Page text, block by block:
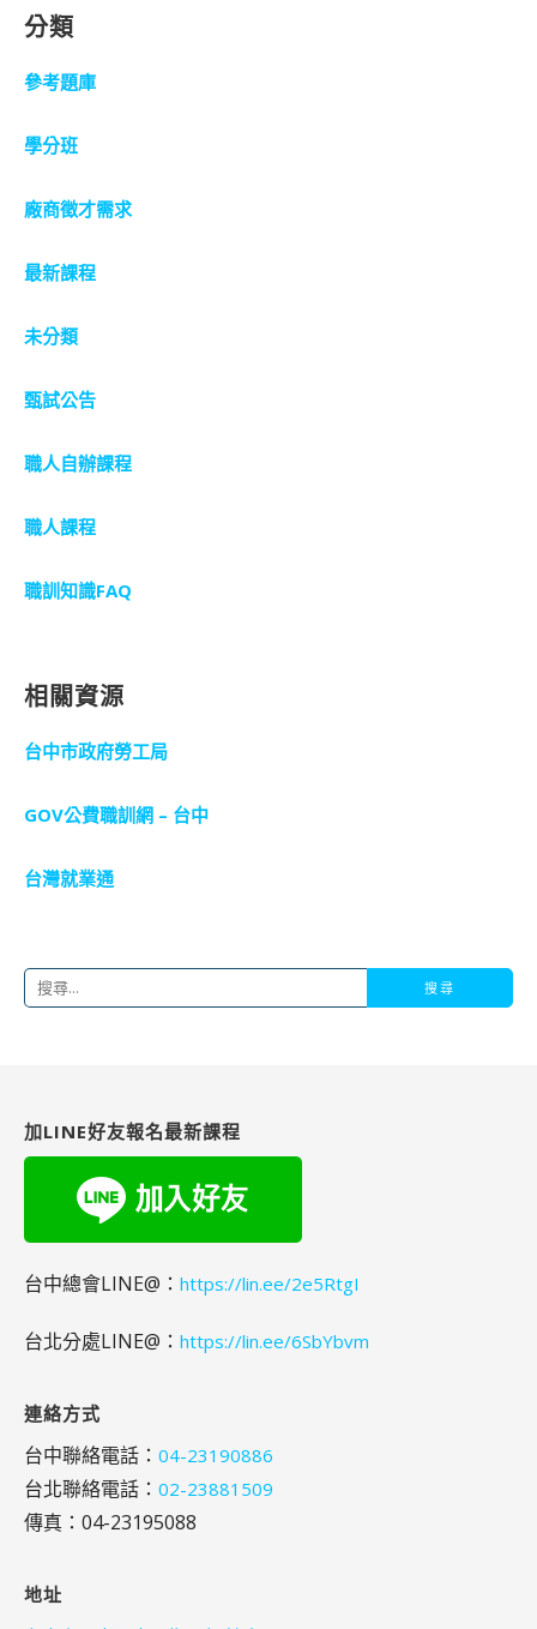
分類
參考題庫
學分班
廠商徵才需求
最新課程
未分類
甄試公告
職人自辦課程
職人課程
職訓知識FAQ
相關資源
台中市政府勞工局
GOV公費職訓網 – 台中
台灣就業通
搜
字:
加LINE好友報名最新課程
台中總會LINE@： https://lin.ee/2e5RtgI
台北分處LINE@： https://lin.ee/6SbYbvm
連絡方式
台中聯絡電話： 04-23190886
台北聯絡電話： 02-23881509
傳真：04-23195088
地址